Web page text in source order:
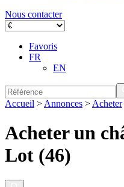
Nous contacter
Favoris
FR
EN
Accueil > Annonces > Acheter
Acheter un
Lot (46)